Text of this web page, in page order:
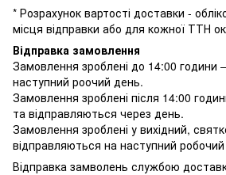
* Розрахунок вартості доставки -
місця відправки або для кожної ТТН
Відправка замовлення
Замовлення зроблені до 14:00 години
наступний роочий день.
Замовлення зроблені після 14:00
та відправляються через день.
Замовлення зроблені у вихідний,
відправляються на наступний
Відправка замволень службою